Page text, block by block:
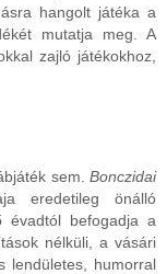
hangolt játéka a
mutatja meg. A
zajló játékokhoz,
sem. Bonczidai
eredetileg önálló
évadtól befogadja a
nélküli, a vásári
lendületes, humorral